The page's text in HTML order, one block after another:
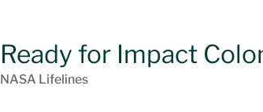
Ready for Impact
NASA Lifelines